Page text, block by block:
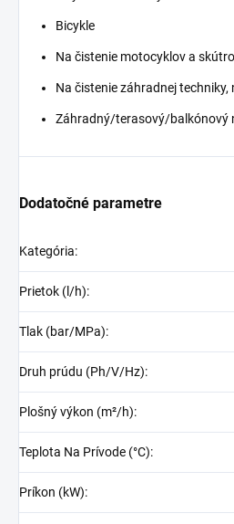
Bicykle
Na čistenie motocyklov a
Na čistenie záhradnej techniky,
Záhradný/terasový/balkónový
Dodatočné parametre
Kategória:
Prietok (l/h):
Tlak (bar/MPa):
Druh prúdu (Ph/V/Hz):
Plošný výkon (m²/h):
Teplota Na Prívode (°C):
Príkon (kW):